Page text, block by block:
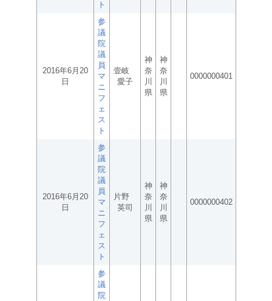
ト
2016年6月20
日
参
議
院
議
員
マ
ニ
フ
ェ
ス
ト
壹岐
愛子
神
奈
川
県
神
奈
川
県
0000000401
2016年6月20
日
参
議
院
議
員
マ
ニ
フ
ェ
ス
ト
片野
英司
神
奈
川
県
神
奈
川
県
0000000402
参
議
院